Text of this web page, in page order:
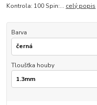
Kontrola: 100 Spin:... celý popis
Barva
Tloušťka houby